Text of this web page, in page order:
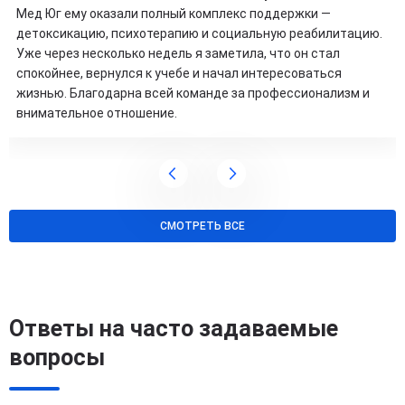
Мед Юг ему оказали полный комплекс поддержки —
детоксикацию, психотерапию и социальную реабилитацию.
Уже через несколько недель я заметила, что он стал
спокойнее, вернулся к учебе и начал интересоваться
жизнью. Благодарна всей команде за профессионализм и
внимательное отношение.
СМОТРЕТЬ ВСЕ
Ответы на часто задаваемые
вопросы